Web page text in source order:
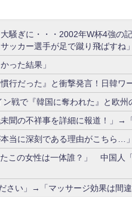
騒ぎに・・・2002年W杯4強
ッカー選手が足で蹴り飛ばすね」
った結果」
行だった』と衝撃発言！日韓ワ
戦で『韓国に奪われた』と欧州
聞の不祥事を詳細に報道！」→
当に深刻である理由がこちら
この女性は一体誰？」 中国人
さい」→「マッサージ効果は間